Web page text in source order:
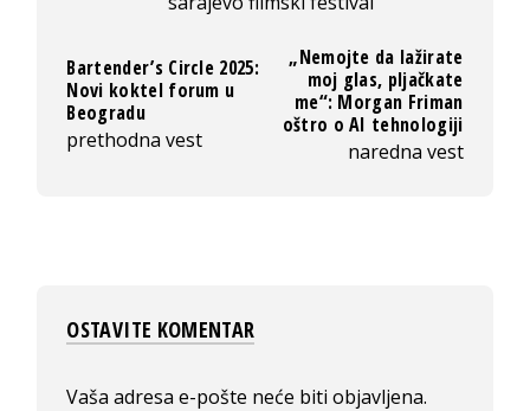
Bartender’s Circle 2025:
Novi koktel forum u
Beogradu
prethodna vest
„Nemojte da lažirate
moj glas, pljačkate
me“: Morgan Friman
oštro o AI tehnologiji
naredna vest
OSTAVITE KOMENTAR
Vaša adresa e-pošte neće biti objavljena.